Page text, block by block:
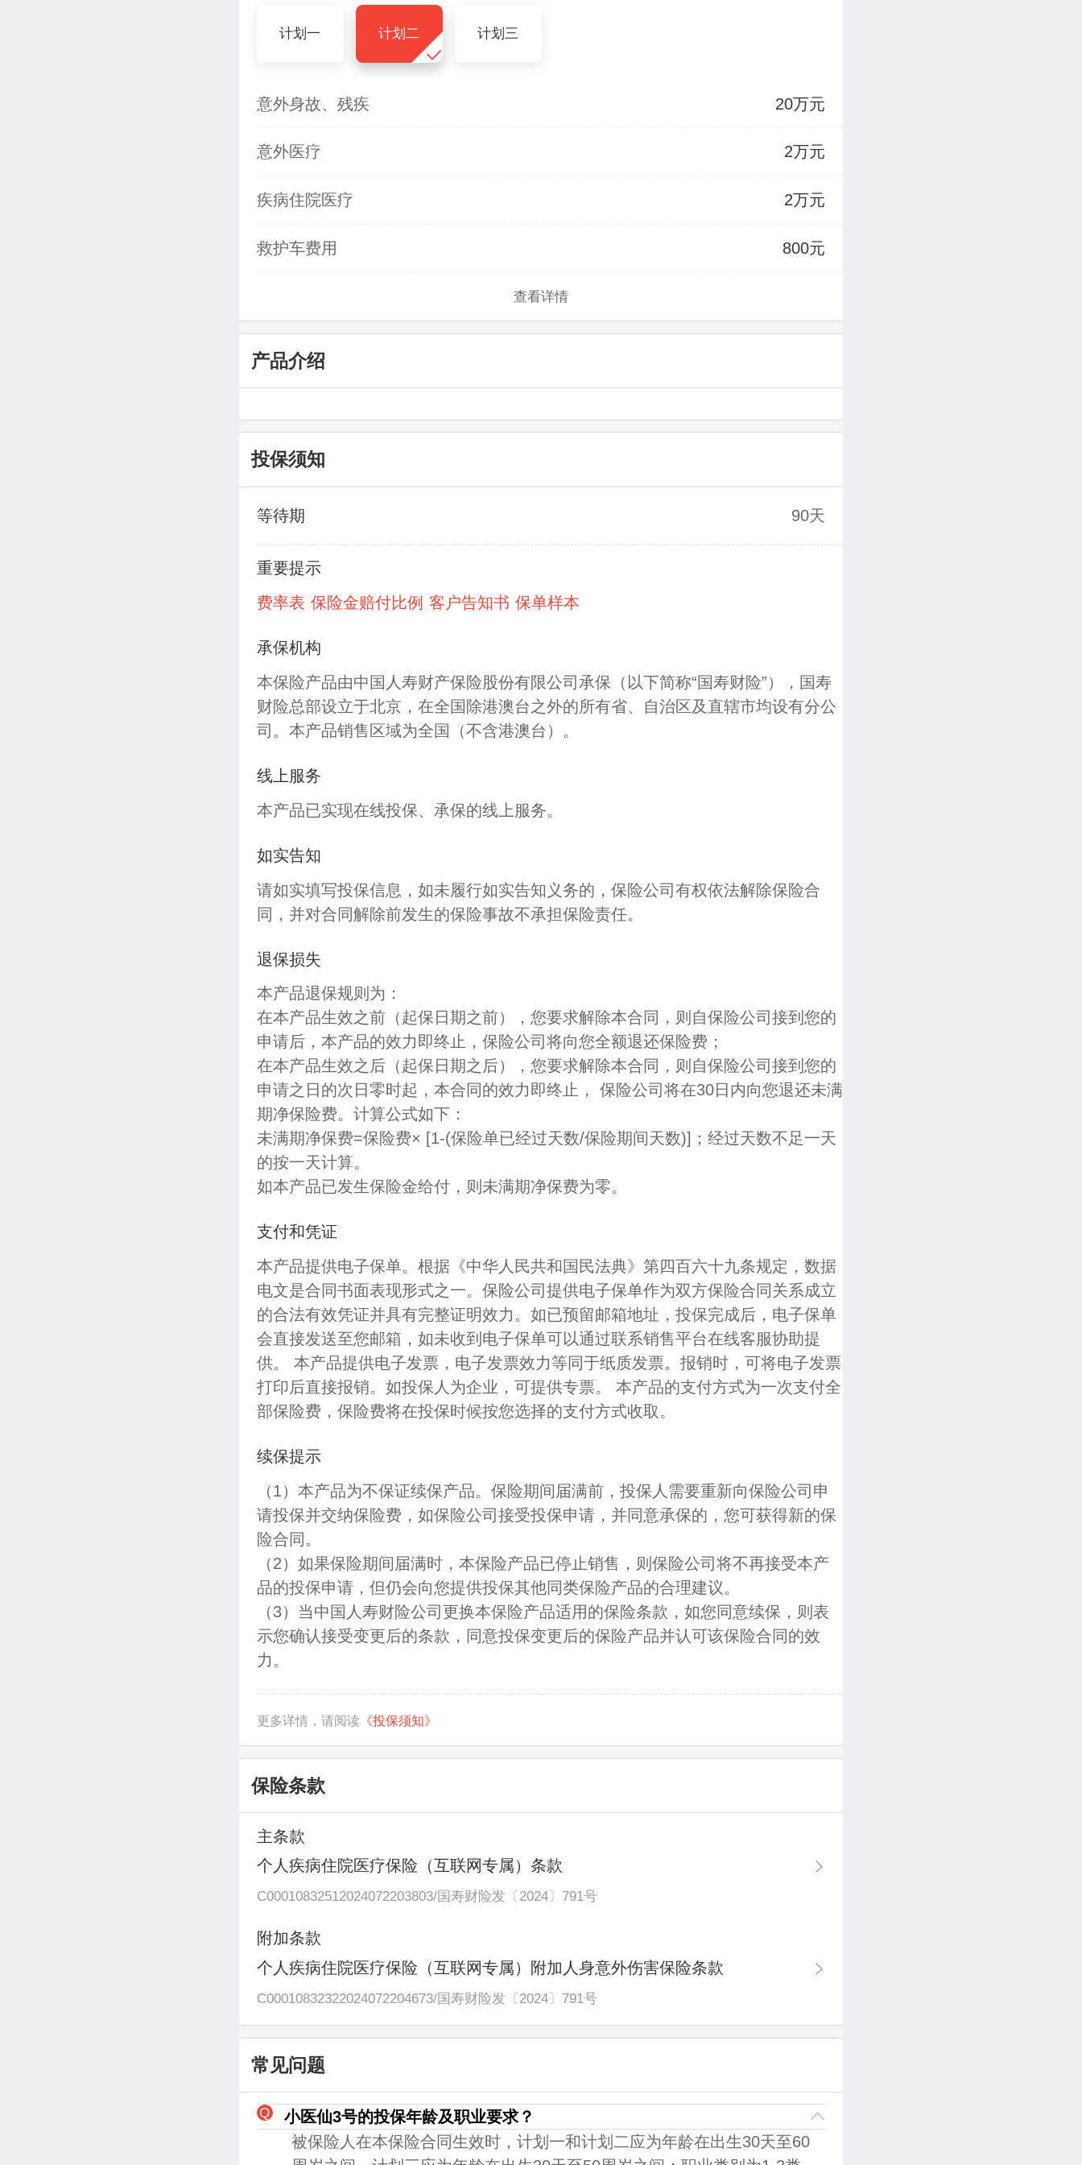
计划一 计划二 计划三
意外身故、残疾 20万元
意外医疗 2万元
疾病住院医疗 2万元
救护车费用 800元
查看详情
产品介绍
投保须知
等待期 90天
重要提示
费率表 保险金赔付比例 客户告知书 保单样本
承保机构
本保险产品由中国人寿财产保险股份有限公司承保（以下简称“国寿财险”），国寿
财险总部设立于北京，在全国除港澳台之外的所有省、自治区及直辖市均设有分公
司。本产品销售区域为全国（不含港澳台）。
线上服务
本产品已实现在线投保、承保的线上服务。
如实告知
请如实填写投保信息，如未履行如实告知义务的，保险公司有权依法解除保险合
同，并对合同解除前发生的保险事故不承担保险责任。
退保损失
本产品退保规则为：
在本产品生效之前（起保日期之前），您要求解除本合同，则自保险公司接到您的
申请后，本产品的效力即终止，保险公司将向您全额退还保险费；
在本产品生效之后（起保日期之后），您要求解除本合同，则自保险公司接到您的
申请之日的次日零时起，本合同的效力即终止， 保险公司将在30日内向您退还未满
期净保险费。计算公式如下：
未满期净保费=保险费× [1-(保险单已经过天数/保险期间天数)]；经过天数不足一天
的按一天计算。
如本产品已发生保险金给付，则未满期净保费为零。
支付和凭证
本产品提供电子保单。根据《中华人民共和国民法典》第四百六十九条规定，数据
电文是合同书面表现形式之一。保险公司提供电子保单作为双方保险合同关系成立
的合法有效凭证并具有完整证明效力。如已预留邮箱地址，投保完成后，电子保单
会直接发送至您邮箱，如未收到电子保单可以通过联系销售平台在线客服协助提
供。 本产品提供电子发票，电子发票效力等同于纸质发票。报销时，可将电子发票
打印后直接报销。如投保人为企业，可提供专票。 本产品的支付方式为一次支付全
部保险费，保险费将在投保时候按您选择的支付方式收取。
续保提示
（1）本产品为不保证续保产品。保险期间届满前，投保人需要重新向保险公司申
请投保并交纳保险费，如保险公司接受投保申请，并同意承保的，您可获得新的保
险合同。
（2）如果保险期间届满时，本保险产品已停止销售，则保险公司将不再接受本产
品的投保申请，但仍会向您提供投保其他同类保险产品的合理建议。
（3）当中国人寿财险公司更换本保险产品适用的保险条款，如您同意续保，则表
示您确认接受变更后的条款，同意投保变更后的保险产品并认可该保险合同的效
力。
更多详情，请阅读 《投保须知》
保险条款
主条款
个人疾病住院医疗保险（互联网专属）条款
C00010832512024072203803/国寿财险发〔2024〕791号
附加条款
个人疾病住院医疗保险（互联网专属）附加人身意外伤害保险条款
C00010832322024072204673/国寿财险发〔2024〕791号
常见问题
小医仙3号的投保年龄及职业要求？
被保险人在本保险合同生效时，计划一和计划二应为年龄在出生30天至60